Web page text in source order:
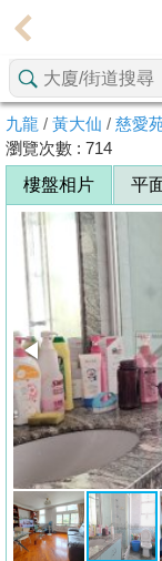
主
頁
搵
樓/
成
交
業
主
放
盤
宅
按
揭
九龍 / 黃大仙 / 慈愛
瀏覽次數 : 714
樓盤相片
平